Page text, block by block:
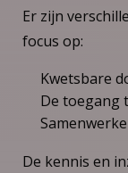
Er zijn
focus op:
Kwetsbare
De toegang
De kennis en